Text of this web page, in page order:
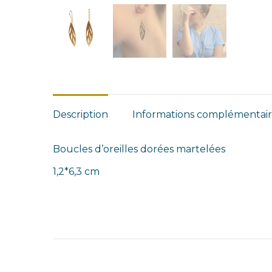
Description Informations
Boucles d’oreilles dorées martelées
1,2*6,3 cm